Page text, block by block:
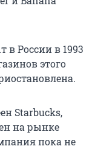
России в 1993
этого
Starbucks,
на рынке
пока не